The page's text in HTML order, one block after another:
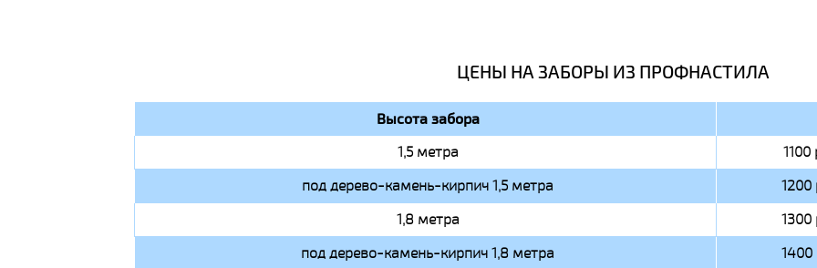
ЦЕНЫ НА ЗАБОРЫ ИЗ ПРОФНАСТИЛА
Высота забора
1,5 метра
1100
под дерево-камень-кирпич 1,5 метра
1200
1,8 метра
1300
под дерево-камень-кирпич 1,8 метра
1400